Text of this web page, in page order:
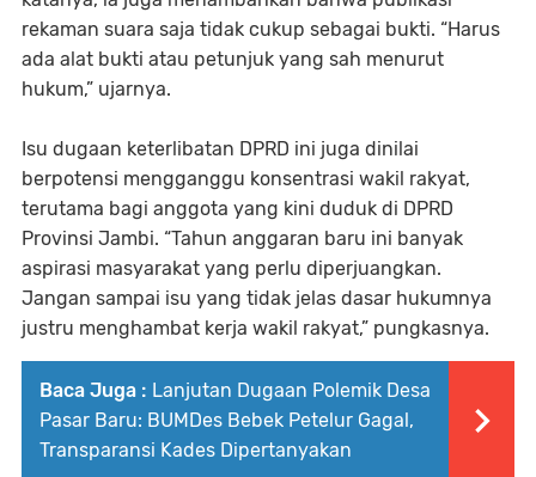
rekaman suara saja tidak cukup sebagai bukti. “Harus
ada alat bukti atau petunjuk yang sah menurut
hukum,” ujarnya.
Isu dugaan keterlibatan DPRD ini juga dinilai
berpotensi mengganggu konsentrasi wakil rakyat,
terutama bagi anggota yang kini duduk di DPRD
Provinsi Jambi. “Tahun anggaran baru ini banyak
aspirasi masyarakat yang perlu diperjuangkan.
Jangan sampai isu yang tidak jelas dasar hukumnya
justru menghambat kerja wakil rakyat,” pungkasnya.
Baca Juga : Lanjutan Dugaan Polemik Desa
Pasar Baru: BUMDes Bebek Petelur Gagal,
Transparansi Kades Dipertanyakan